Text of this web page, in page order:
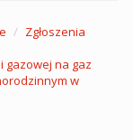
Zgłoszenia
gazowej na gaz
w